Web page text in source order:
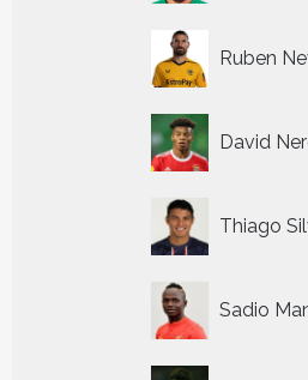
Ruben
David
Thiago
Sadio